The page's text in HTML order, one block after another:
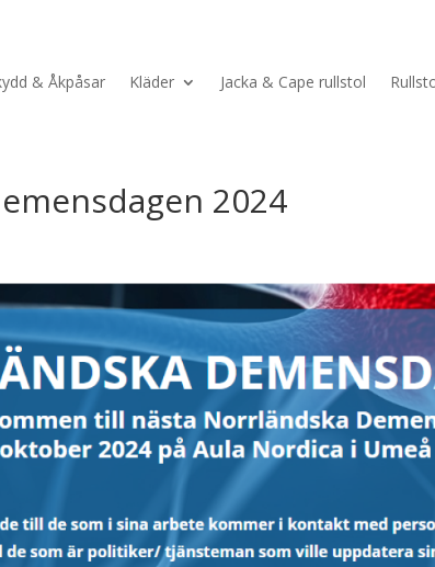
& Åkpåsar Kläder Jacka & Cape rullstol
2024